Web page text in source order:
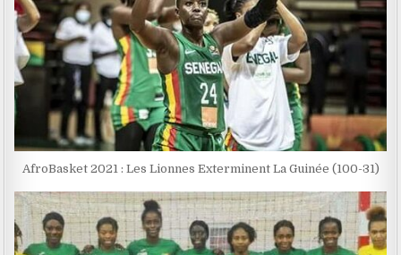
AfroBasket 2021 : Les Lionnes Exterminent La Guinée (100-31)